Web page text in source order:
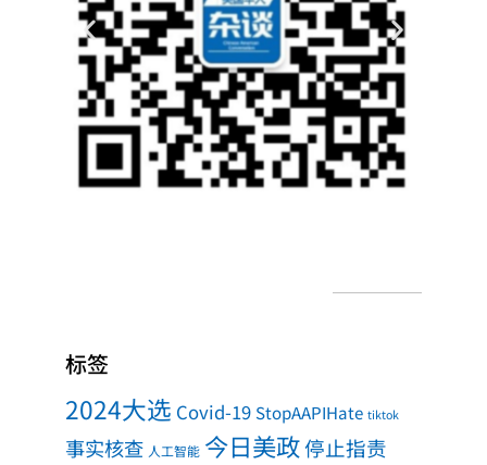
标签
2024大选 Covid-19 StopAAPIHate tiktok
事实核查 人工智能 今日美政停止指责